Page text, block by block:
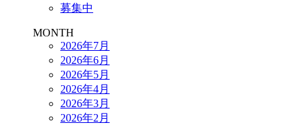
募集中
MONTH
2026年7月
2026年6月
2026年5月
2026年4月
2026年3月
2026年2月